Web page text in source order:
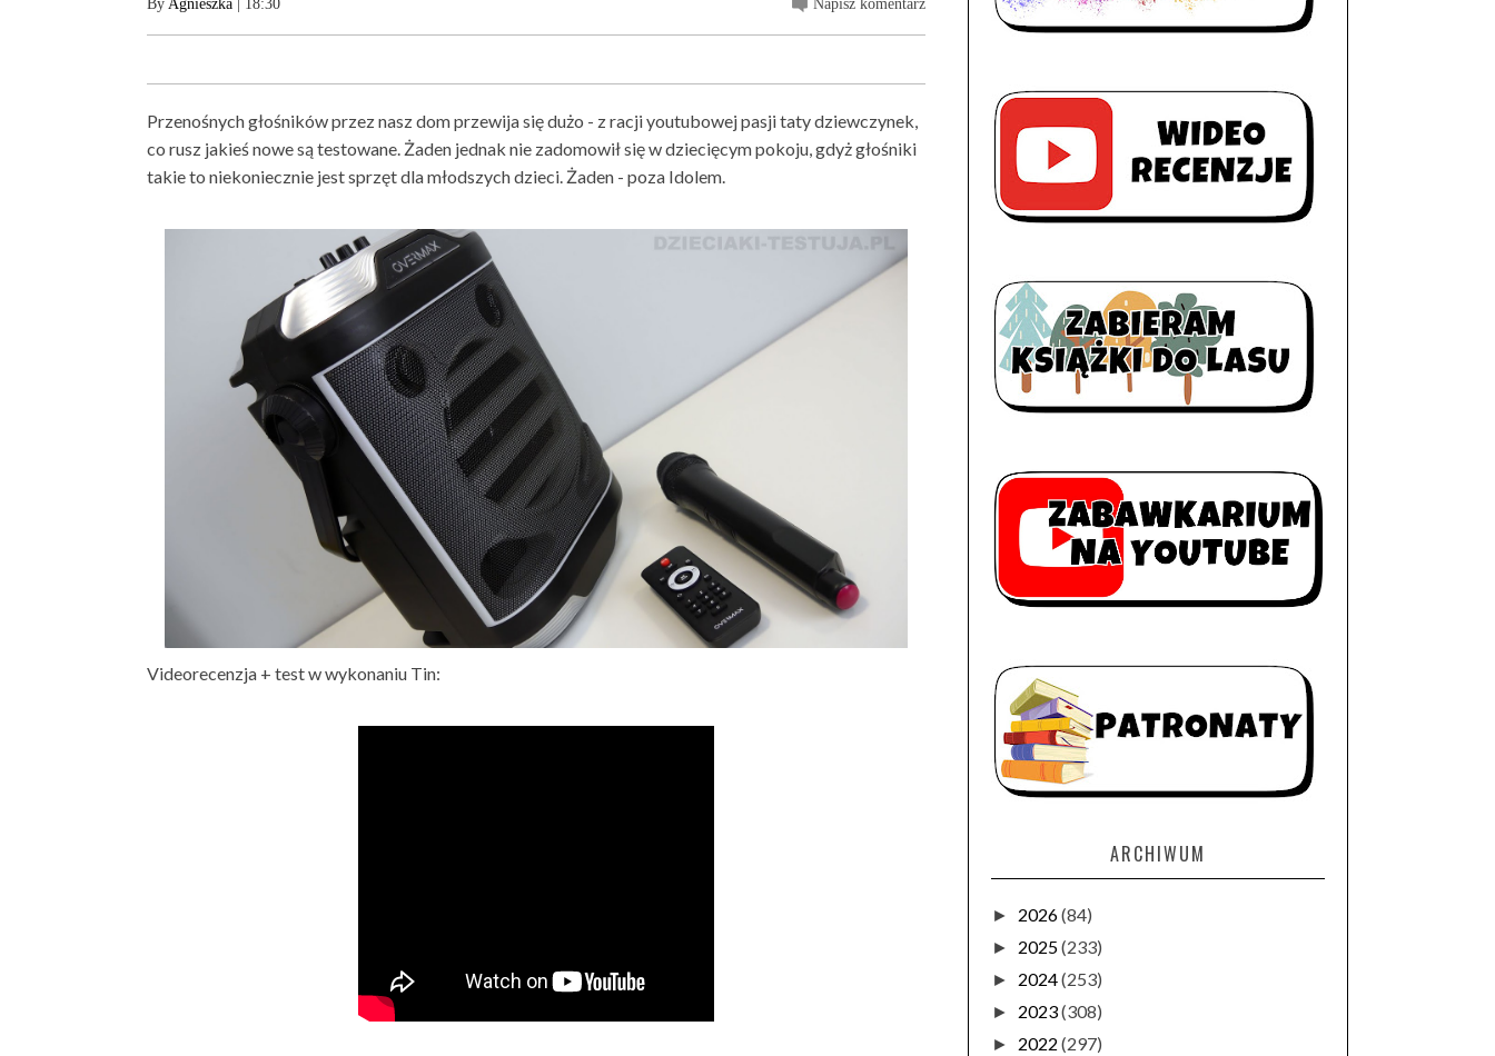
By Agnieszka | 18:30 Napisz komentarz
Przenośnych głośników przez nasz dom przewija się dużo - z racji youtubowej pasji taty dziewczynek,
co rusz jakieś nowe są testowane. Żaden jednak nie zadomowił się w dziecięcym pokoju, gdyż głośniki
takie to niekoniecznie jest sprzęt dla młodszych dzieci. Żaden - poza Idolem.
Videorecenzja + test w wykonaniu Tin:
ARCHIWUM
► 2026(84)
► 2025(233)
► 2024(253)
► 2023(308)
► 2022 (297)